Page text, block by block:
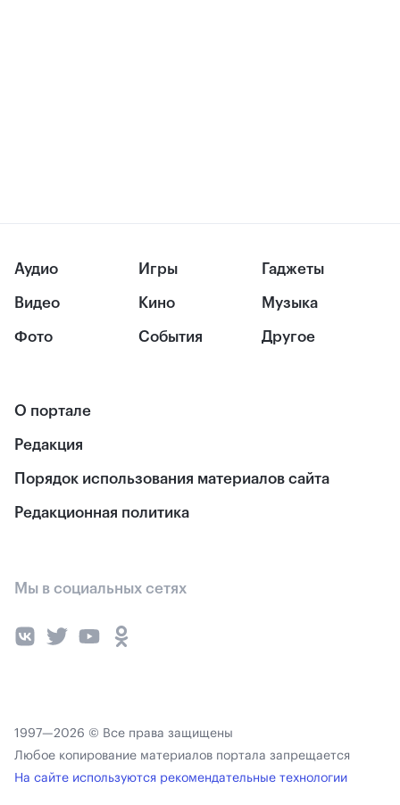
Аудио
Видео
Фото
Игры
Кино
События
Гаджеты
Музыка
Другое
О портале
Редакция
Порядок использования материалов сайта
Редакционная политика
Мы в социальных сетях
1997—2026 © Все права защищены
Любое копирование материалов портала запрещается
На сайте используются рекомендательные технологии